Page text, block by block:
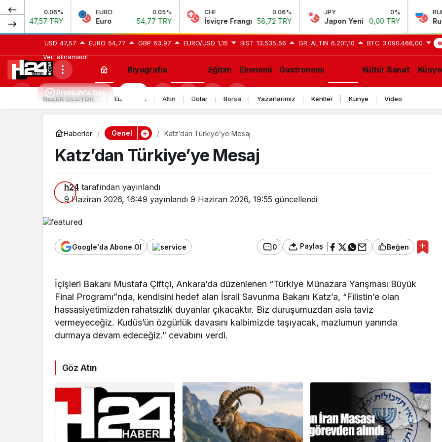
0.06%
TRY
EURO
Euro 54,77 TRY
CHF
İsviçre Frangı 58,72 TRY
JPY
Japon Yeni 0,00 TRY
RUB
Rus Rublesi
USD 47,57 EURO 54,77 GBP 63,97 EURO/USD 1,15 BIST 13.535,56 GR. ALTIN 6.201,10 BTC 3.090.466,00
Veri alınamadı!
Biyografia Eğitim Ekonomi Gastronomi Kültür Sanat Künye
değiştir
Premium'a Geç
NELER OLUYOR Euro 2024 Altın Dolar Borsa Yazarlarımız Kentler Künye Video
Haberler Genel Katz’dan Türkiye’ye Mesaj
Katz’dan Türkiye’ye Mesaj
h24 tarafından yayınlandı
9 Haziran 2026, 16:49 yayınlandı 9 Haziran 2026, 19:55 güncellendi
Google'da Abone Ol 0 Paylaş Beğen
İçişleri Bakanı Mustafa Çiftçi, Ankara’da düzenlenen “Türkiye Münazara Yarışması Büyük
Final Programı”nda, kendisini hedef alan İsrail Savunma Bakanı Katz’a, “Filistin’e olan
hassasiyetimizden rahatsızlık duyanlar çıkacaktır. Biz duruşumuzdan asla taviz
vermeyeceğiz. Kudüs’ün özgürlük davasını kalbimizde taşıyacak, mazlumun yanında
durmaya devam edeceğiz.” cevabını verdi.
Göz Atın